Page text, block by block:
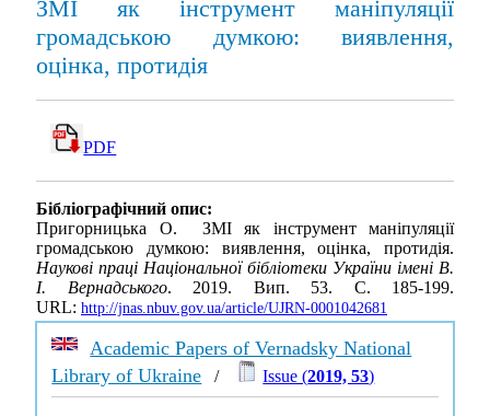
ЗМІ як інструмент маніпуляції
громадською думкою: виявлення,
оцінка, протидія
PDF
Бібліографічний опис:
Пригорницька О. ЗМІ як інструмент маніпуляції
громадською думкою: виявлення, оцінка, протидія.
Наукові праці Національної бібліотеки України імені В.
І. Вернадського. 2019. Вип. 53. С. 185-199.
URL: http://jnas.nbuv.gov.ua/article/UJRN-0001042681
Academic Papers of Vernadsky National
Library of Ukraine / Issue (2019, 53)